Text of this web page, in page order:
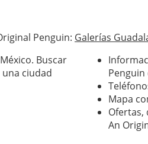
Penguin: Galerías
Buscar
ciudad
Penguin
Mapa
Ofertas,
An